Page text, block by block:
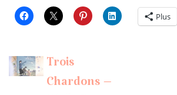
Plus
Trois
Chardons –